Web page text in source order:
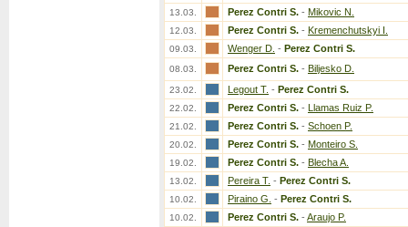
13.03. Perez Contri S. - Mikovic N.
12.03. Perez Contri S. - Kremenchutskyi I.
09.03. Wenger D. - Perez Contri S.
08.03. Perez Contri S. - Biljesko D.
23.02. Legout T. - Perez Contri S.
22.02. Perez Contri S. - Llamas Ruiz P.
21.02. Perez Contri S. - Schoen P.
20.02. Perez Contri S. - Monteiro S.
19.02. Perez Contri S. - Blecha A.
13.02. Pereira T. - Perez Contri S.
10.02. Piraino G. - Perez Contri S.
10.02. Perez Contri S. - Araujo P.